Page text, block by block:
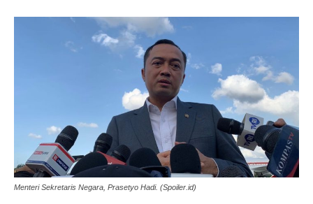
Menteri Sekretaris Negara, Prasetyo Hadi. (Spoiler.id)